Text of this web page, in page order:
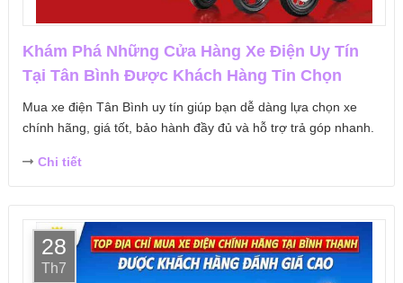
Khám Phá Những Cửa Hàng Xe Điện Uy Tín
Tại Tân Bình Được Khách Hàng Tin Chọn
Mua xe điện Tân Bình uy tín giúp bạn dễ dàng lựa chọn xe
chính hãng, giá tốt, bảo hành đầy đủ và hỗ trợ trả góp nhanh.
Chi tiết
28
Th7